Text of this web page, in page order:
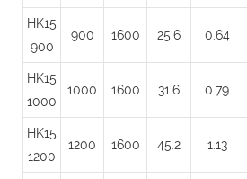
HK15
900
900 1600 25.6 0.64
HK15
1000
1000 1600 31.6 0.79
HK15
1200
1200 1600 45.2 1.13